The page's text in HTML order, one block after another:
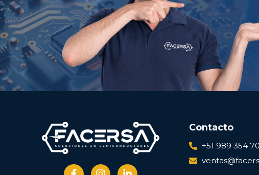
Contacto
+51 989 354